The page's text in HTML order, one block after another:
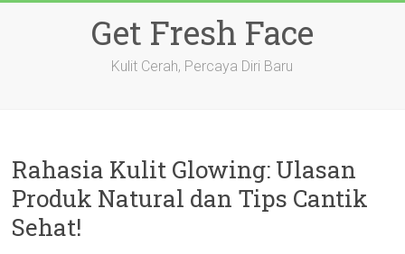
Get Fresh Face
Kulit Cerah, Percaya Diri Baru
Rahasia Kulit Glowing: Ulasan
Produk Natural dan Tips Cantik
Sehat!